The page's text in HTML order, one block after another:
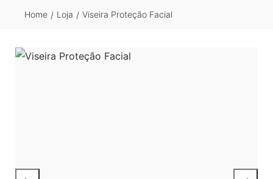
Home / Loja / Viseira Proteção Facial